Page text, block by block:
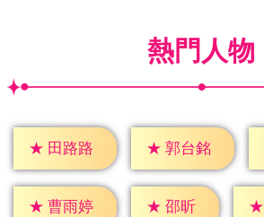
熱門人物
★ 田路路 ★ 郭台銘
★ 曹雨婷 ★ 邵昕 ★